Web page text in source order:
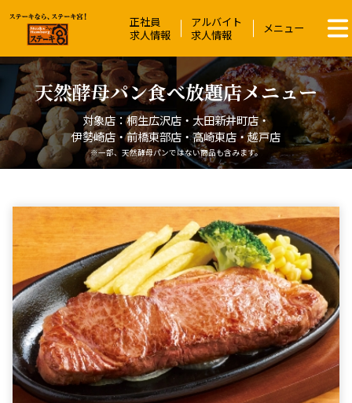
ステーキ宮 | ステーキ＆ハンバーグレス
正社員
求人情報
アルバイト
求人情報
メニュー
天然酵母パン食べ放題店メニュー
対象店：桐生広沢店・太田新井町店・
伊勢崎店・前橋東部店・高崎東店・越戸店
※一部、天然酵母パンではない商品も含みます。